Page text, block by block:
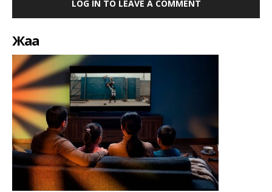
LOG IN TO LEAVE A COMMENT
Жаңа